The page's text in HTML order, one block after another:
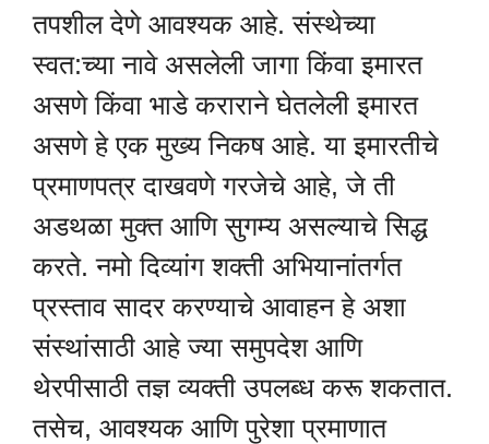
तपशील देणे आवश्यक आहे. संस्थेच्या
स्वत:च्या नावे असलेली जागा किंवा इमारत
असणे किंवा भाडे कराराने घेतलेली इमारत
असणे हे एक मुख्य निकष आहे. या इमारतीचे
प्रमाणपत्र दाखवणे गरजेचे आहे, जे ती
अडथळा मुक्त आणि सुगम्य असल्याचे सिद्ध
करते. नमो दिव्यांग शक्ती अभियानांतर्गत
प्रस्ताव सादर करण्याचे आवाहन हे अशा
संस्थांसाठी आहे ज्या समुपदेश आणि
थेरपीसाठी तज्ञ व्यक्ती उपलब्ध करू शकतात.
तसेच, आवश्यक आणि पुरेशा प्रमाणात